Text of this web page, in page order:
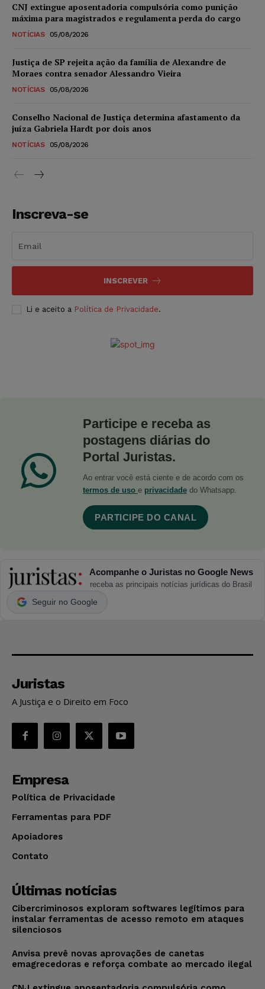
CNJ extingue aposentadoria compulsória como punição
máxima para magistrados e regulamenta perda do cargo
NOTÍCIAS 05/08/2026
Justiça de SP rejeita ação da família de Alexandre de
Moraes contra senador Alessandro Vieira
NOTÍCIAS 05/08/2026
Conselho Nacional de Justiça determina afastamento da
juíza Gabriela Hardt por dois anos
NOTÍCIAS 05/08/2026
Inscreva-se
INSCREVER
Li e aceito a Política de Privacidade.
Participe e receba as
postagens diárias do
Portal Juristas.
Ao entrar você está ciente e de acordo com os
termos de uso e privacidade do Whatsapp.
PARTICIPE DO CANAL
Acompanhe o Juristas no Google News
receba as principais notícias jurídicas do Brasil
Seguir no Google
Juristas
A Justiça e o Direito em Foco
Empresa
Política de Privacidade
Ferramentas para PDF
Apoiadores
Contato
Últimas notícias
Cibercriminosos exploram softwares legítimos para
instalar ferramentas de acesso remoto em ataques
silenciosos
Anvisa prevê novas aprovações de canetas
emagrecedoras e reforça combate ao mercado ilegal